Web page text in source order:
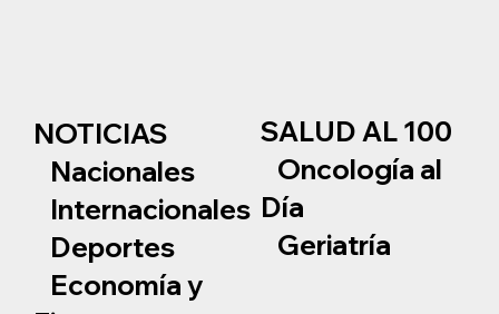
NOTICIAS
Nacionales
Internacionales
Deportes
Economía y
SALUD AL 100
Oncología al
Día
Geriatría